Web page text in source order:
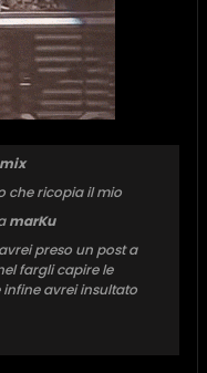
che ricopia il mio
marKu
preso un post a
fargli capire le
avrei insultato